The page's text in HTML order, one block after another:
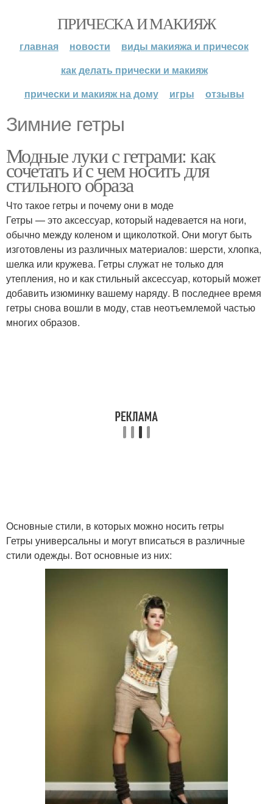
ПРИЧЕСКА И МАКИЯЖ
главная новости
виды макияжа и причесок
как делать прически и макияж
прически и макияж на дому
игры отзывы
Зимние гетры
Модные луки с гетрами: как
сочетать и с чем носить для
стильного образа
Что такое гетры и почему они в моде
Гетры — это аксессуар, который надевается на ноги,
обычно между коленом и щиколоткой. Они могут быть
изготовлены из различных материалов: шерсти, хлопка,
шелка или кружева. Гетры служат не только для
утепления, но и как стильный аксессуар, который может
добавить изюминку вашему наряду. В последнее время
гетры снова вошли в моду, став неотъемлемой частью
многих образов.
Основные стили, в которых можно носить гетры
Гетры универсальны и могут вписаться в различные
стили одежды. Вот основные из них: